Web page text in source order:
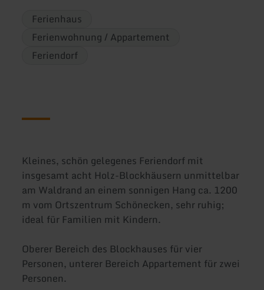
Ferienhaus
Ferienwohnung / Appartement
Feriendorf
Kleines, schön gelegenes Feriendorf mit
insgesamt acht Holz-Blockhäusern unmittelbar
am Waldrand an einem sonnigen Hang ca. 1200
m vom Ortszentrum Schönecken, sehr ruhig;
ideal für Familien mit Kindern.
Oberer Bereich des Blockhauses für vier
Personen, unterer Bereich Appartement für zwei
Personen.